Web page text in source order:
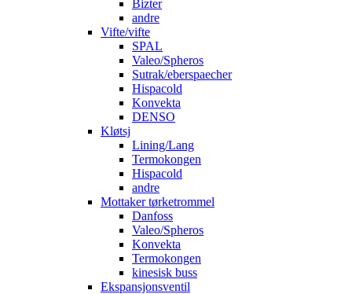
Bizter
andre
Vifte/vifte
SPAL
Valeo/Spheros
Sutrak/eberspaecher
Hispacold
Konvekta
DENSO
Kløtsj
Lining/Lang
Termokongen
Hispacold
andre
Mottaker tørketrommel
Danfoss
Valeo/Spheros
Konvekta
Termokongen
kinesisk buss
Ekspansjonsventil